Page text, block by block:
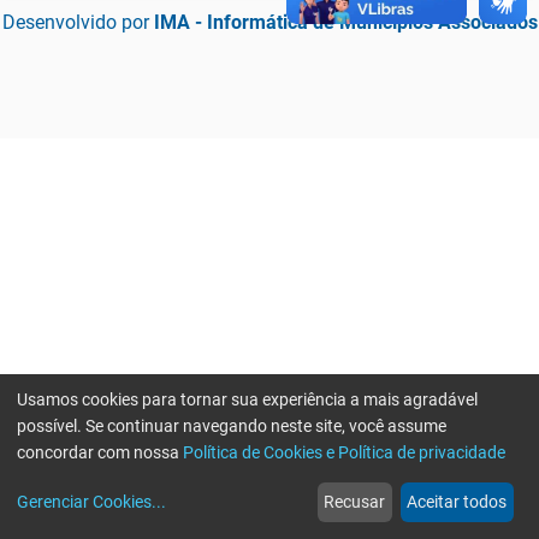
Desenvolvido por IMA - Informática de Municípios Associados
web
Notícias
more_horiz
Mais
Usamos cookies para tornar sua experiência a mais agradável
possível. Se continuar navegando neste site, você assume
concordar com nossa Política de Cookies e Política de privacidade
Gerenciar Cookies... Recusar Aceitar todos
Erro ao enviar informações, por favor tente novamente